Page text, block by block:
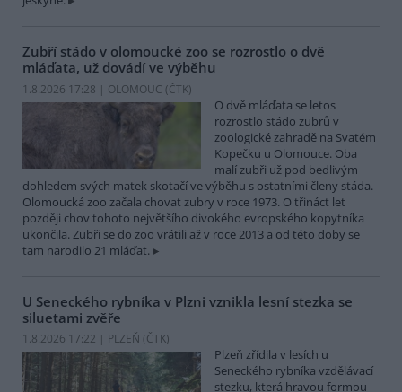
Zubří stádo v olomoucké zoo se rozrostlo o dvě
mláďata, už dovádí ve výběhu
1.8.2026 17:28 | OLOMOUC (ČTK)
O dvě mláďata se letos
rozrostlo stádo zubrů v
zoologické zahradě na Svatém
Kopečku u Olomouce. Oba
malí zubři už pod bedlivým
dohledem svých matek skotačí ve výběhu s ostatními členy stáda.
Olomoucká zoo začala chovat zubry v roce 1973. O třináct let
později chov tohoto největšího divokého evropského kopytníka
ukončila. Zubři se do zoo vrátili až v roce 2013 a od této doby se
tam narodilo 21 mláďat.
U Seneckého rybníka v Plzni vznikla lesní stezka se
siluetami zvěře
1.8.2026 17:22 | PLZEŇ (ČTK)
Plzeň zřídila v lesích u
Seneckého rybníka vzdělávací
stezku, která hravou formou